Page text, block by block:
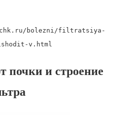
bolezni/filtratsiya-
v.html
почки и строение